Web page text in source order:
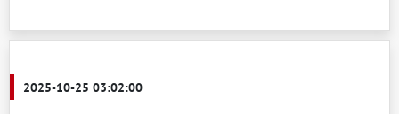
2025-10-25 03:02:00